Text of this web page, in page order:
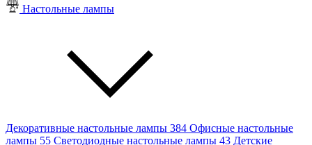
Настольные лампы
Декоративные настольные лампы 384 Офисные настольные
лампы 55 Светодиодные настольные лампы 43 Детские